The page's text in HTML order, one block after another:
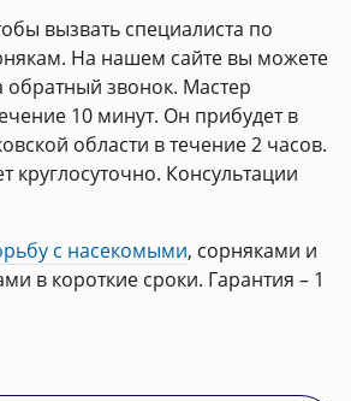
вызвать специалиста по
На нашем сайте вы можете
обратный звонок. Мастер
10 минут. Он прибудет в
области в течение 2 часов.
круглосуточно. Консультации
с насекомыми, сорняками и
в короткие сроки. Гарантия – 1